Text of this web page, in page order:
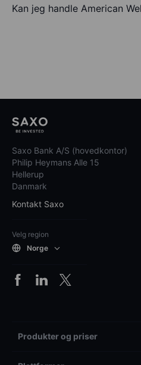
Kan jeg handle American
Saxo Bank A/S (hovedkontor)
Philip Heymans Alle 15
Hellerup
Danmark
Kontakt Saxo
Velg region
Norge
Produkter og priser